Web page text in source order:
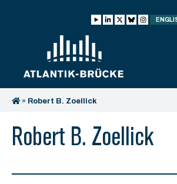
» Robert B. Zoellick
Robert B. Zoellick